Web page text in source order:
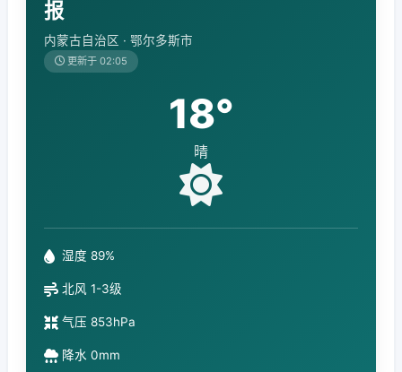
报
内蒙古自治区 · 鄂尔多斯市
更新于 02:05
18°
晴
湿度 89%
北风 1-3级
气压 853hPa
降水 0mm